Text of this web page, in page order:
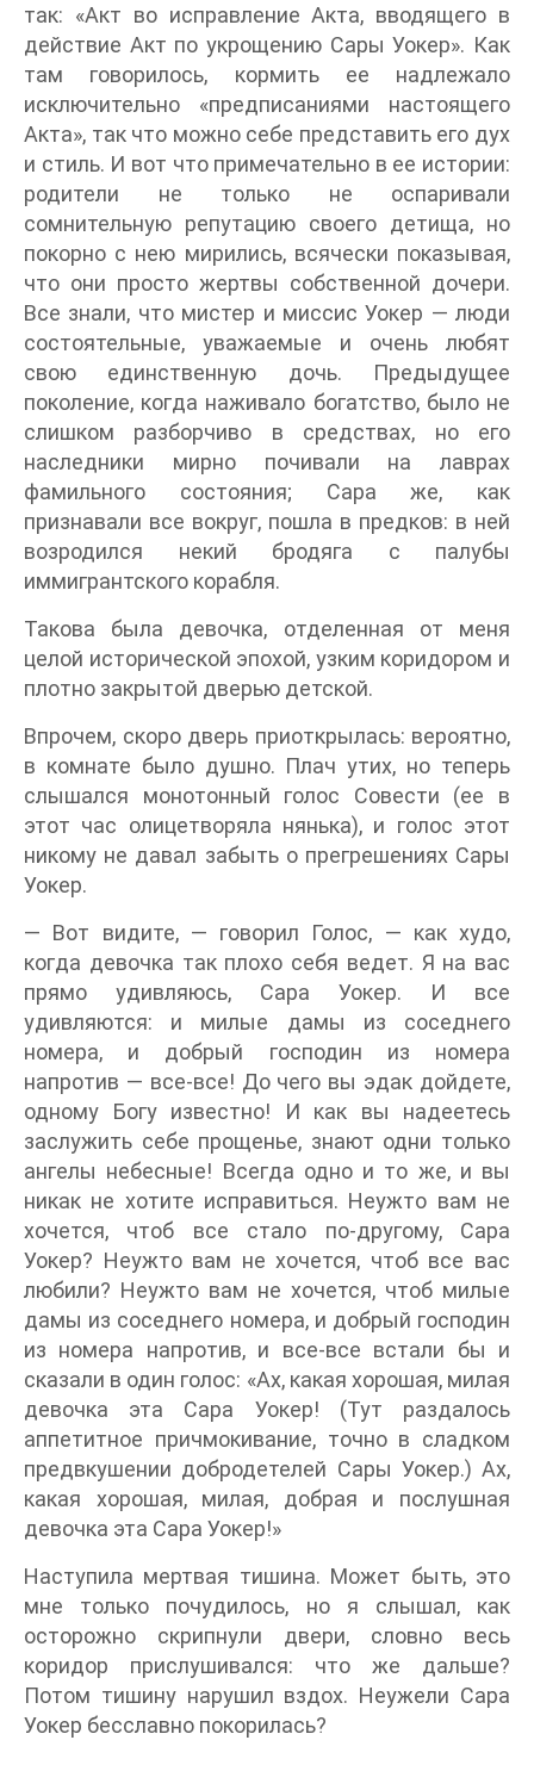
так: «Акт во исправление Акта, вводящего в
действие Акт по укрощению Сары Уокер». Как
там говорилось, кормить ее надлежало
исключительно «предписаниями настоящего
Акта», так что можно себе представить его дух
и стиль. И вот что примечательно в ее истории:
родители не только не оспаривали
сомнительную репутацию своего детища, но
покорно с нею мирились, всячески показывая,
что они просто жертвы собственной дочери.
Все знали, что мистер и миссис Уокер — люди
состоятельные, уважаемые и очень любят
свою единственную дочь. Предыдущее
поколение, когда наживало богатство, было не
слишком разборчиво в средствах, но его
наследники мирно почивали на лаврах
фамильного состояния; Сара же, как
признавали все вокруг, пошла в предков: в ней
возродился некий бродяга с палубы
иммигрантского корабля.
Такова была девочка, отделенная от меня
целой исторической эпохой, узким коридором и
плотно закрытой дверью детской.
Впрочем, скоро дверь приоткрылась: вероятно,
в комнате было душно. Плач утих, но теперь
слышался монотонный голос Совести (ее в
этот час олицетворяла нянька), и голос этот
никому не давал забыть о прегрешениях Сары
Уокер.
— Вот видите, — говорил Голос, — как худо,
когда девочка так плохо себя ведет. Я на вас
прямо удивляюсь, Сара Уокер. И все
удивляются: и милые дамы из соседнего
номера, и добрый господин из номера
напротив — все-все! До чего вы эдак дойдете,
одному Богу известно! И как вы надеетесь
заслужить себе прощенье, знают одни только
ангелы небесные! Всегда одно и то же, и вы
никак не хотите исправиться. Неужто вам не
хочется, чтоб все стало по-другому, Сара
Уокер? Неужто вам не хочется, чтоб все вас
любили? Неужто вам не хочется, чтоб милые
дамы из соседнего номера, и добрый господин
из номера напротив, и все-все встали бы и
сказали в один голос: «Ах, какая хорошая, милая
девочка эта Сара Уокер! (Тут раздалось
аппетитное причмокивание, точно в сладком
предвкушении добродетелей Сары Уокер.) Ах,
какая хорошая, милая, добрая и послушная
девочка эта Сара Уокер!»
Наступила мертвая тишина. Может быть, это
мне только почудилось, но я слышал, как
осторожно скрипнули двери, словно весь
коридор прислушивался: что же дальше?
Потом тишину нарушил вздох. Неужели Сара
Уокер бесславно покорилась?